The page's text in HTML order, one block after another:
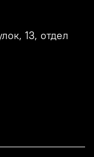
13, отдел